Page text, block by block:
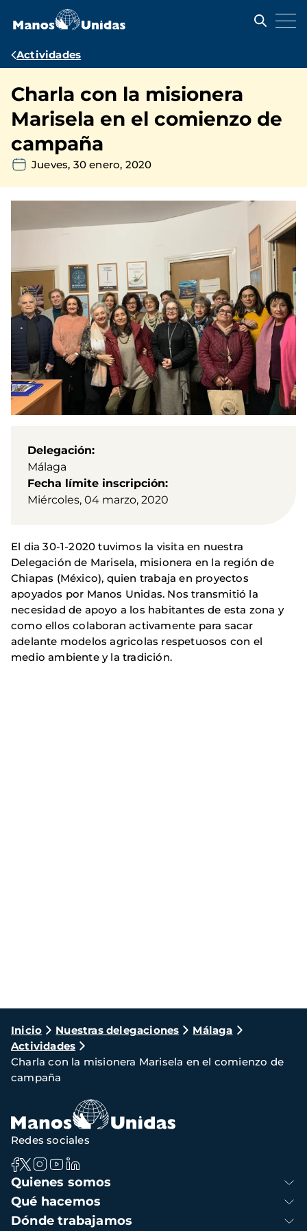
contenido
Ruta
navegación
Actividades
Charla con la misionera
Marisela en el comienzo de
campaña
Jueves, 30 enero, 2020
Delegación
Málaga
Fecha límite inscripción
Miércoles, 04 marzo, 2020
El dia 30-1-2020 tuvimos la visita en nuestra
Delegación de Marisela, misionera en la región de
Chiapas (México), quien trabaja en proyectos
apoyados por Manos Unidas. Nos transmitió la
necesidad de apoyo a los habitantes de esta zona y
como ellos colaboran activamente para sacar
adelante modelos agricolas respetuosos con el
medio ambiente y la tradición.
Ruta
de
navegación
Inicio Nuestras delegaciones
Málaga
Actividades
Charla con la misionera Marisela en el comienzo de
campaña
Navegación
principal
Quienes somos
Qué hacemos
Dónde trabajamos
Redes sociales